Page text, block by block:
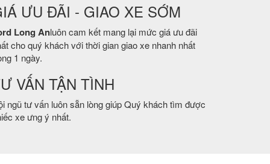
ƯU ĐÃI - GIAO XE SỚM
Long Anluôn cam kết mang lại mức giá ưu đãi
cho quý khách với thời gian giao xe nhanh nhất
1 ngày.
VẤN TẬN TÌNH
ngũ tư vấn luôn sẵn lòng giúp Quý khách tìm được
xe ưng ý nhất.